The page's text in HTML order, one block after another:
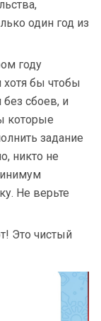
один год из
году
хотя бы чтобы
сбоев, и
которые
задание
никто не
Не верьте
Это чистый